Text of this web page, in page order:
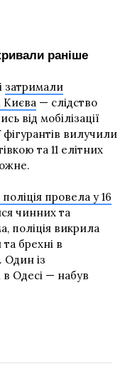
раніше
затримали
Києва — слідство
від мобілізації
фігурантів вилучили
та 11 елітних
провела у 16
чинних та
поліція викрила
брехні в
Один із
Одесі — набув